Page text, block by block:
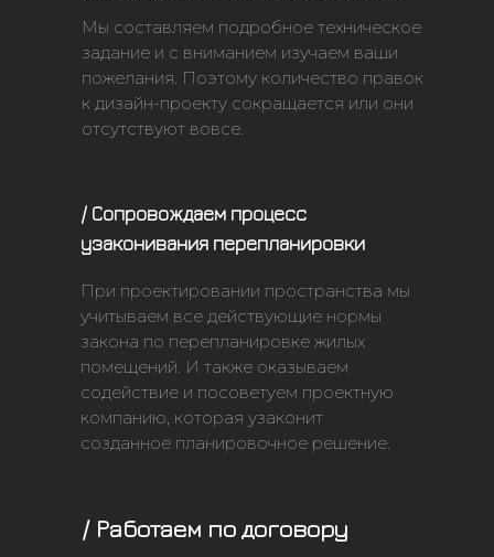
Мы составляем подробное техническое
задание и с вниманием изучаем ваши
пожелания. Поэтому количество правок
к дизайн-проекту сокращается или они
отсутствуют вовсе.
/ Работаем по договору
/ Сопровождаем процесс
узаконивания перепланировки
При проектировании пространства мы
учитываем все действующие нормы
закона по перепланировке жилых
помещений. И также оказываем
содействие и посоветуем проектную
компанию, которая узаконит
созданное планировочное решение.